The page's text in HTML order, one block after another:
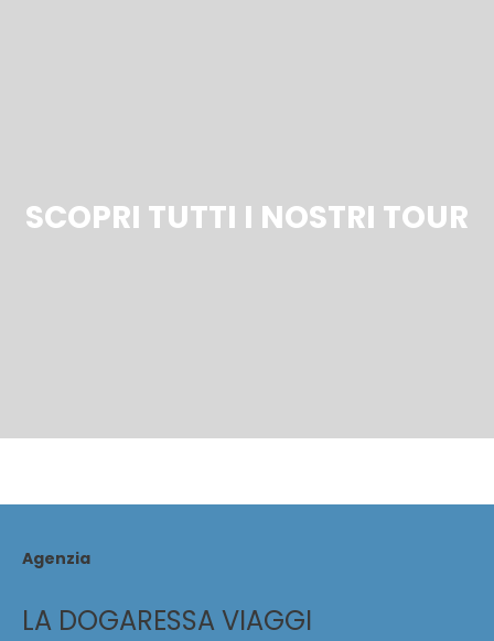
SCOPRI TUTTI I NOSTRI TOUR
Agenzia
LA DOGARESSA VIAGGI